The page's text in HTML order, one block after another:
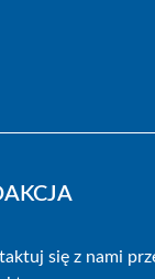
się z nami